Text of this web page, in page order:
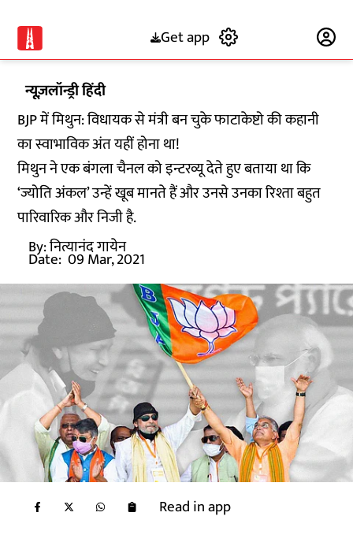
Get app
न्यूज़लॉन्ड्री हिंदी
BJP में मिथुन: विधायक से मंत्री बन चुके फाटाकेष्टो की कहानी
का स्वाभाविक अंत यहीं होना था!
मिथुन ने एक बंगला चैनल को इन्टरव्यू देते हुए बताया था कि
‘ज्योति अंकल’ उन्हें खूब मानते हैं और उनसे उनका रिश्ता बहुत
पारिवारिक और निजी है.
By:नित्यानंद गायेन
Date: 09 Mar, 2021
Read in app